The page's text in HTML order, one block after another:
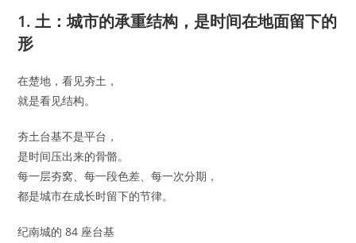
1. 土：城市的承重结构，是时间在地面留下的
形
在楚地，看见夯土，
就是看见结构。
夯土台基不是平台，
是时间压出来的骨骼。
每一层夯窝、每一段色差、每一次分期，
都是城市在成长时留下的节律。
纪南城的 84 座台基